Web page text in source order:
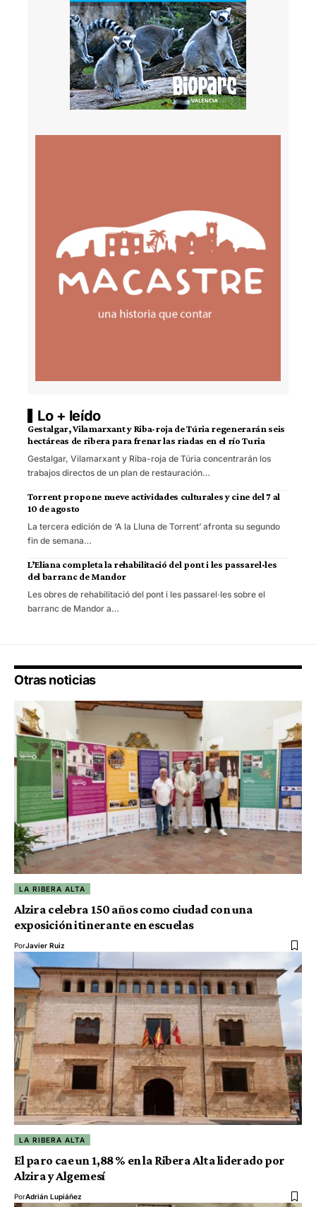
Lo + leído
Gestalgar, Vilamarxant y Riba-roja de Túria regenerarán seis
hectáreas de ribera para frenar las riadas en el río Turia
Gestalgar, Vilamarxant y Riba-roja de Túria concentrarán los
trabajos directos de un plan de restauración…
Torrent propone nueve actividades culturales y cine del 7 al
10 de agosto
La tercera edición de ‘A la Lluna de Torrent’ afronta su segundo
fin de semana…
L’Eliana completa la rehabilitació del pont i les passarel·les
del barranc de Mandor
Les obres de rehabilitació del pont i les passarel·les sobre el
barranc de Mandor a…
Otras noticias
LA RIBERA ALTA
Alzira celebra 150 años como ciudad con una
exposición itinerante en escuelas
PorJavier Ruiz
LA RIBERA ALTA
El paro cae un 1,88 % en la Ribera Alta liderado por
Alzira y Algemesí
PorAdrián Lupiáñez